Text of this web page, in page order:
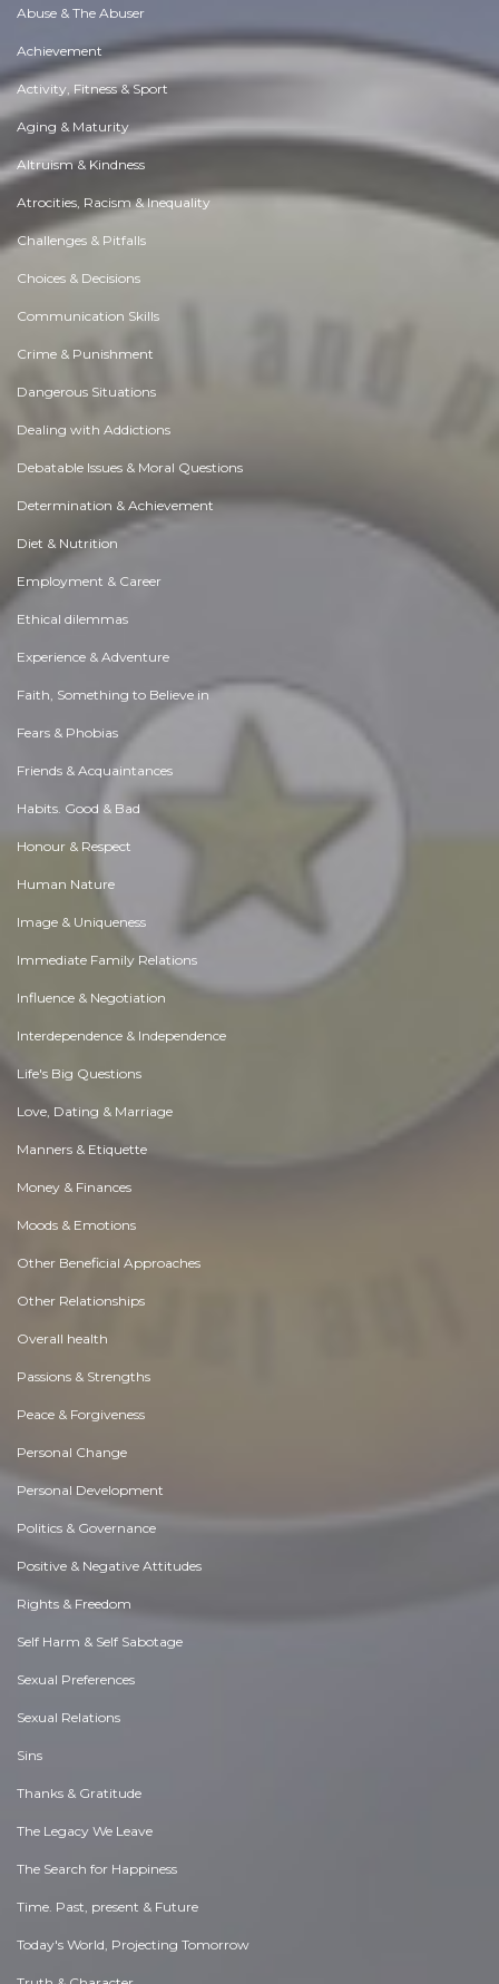
Abuse & The Abuser
Achievement
Activity, Fitness & Sport
Aging & Maturity
Altruism & Kindness
Atrocities, Racism & Inequality
Challenges & Pitfalls
Choices & Decisions
Communication Skills
Crime & Punishment
Dangerous Situations
Dealing with Addictions
Debatable Issues & Moral Questions
Determination & Achievement
Diet & Nutrition
Employment & Career
Ethical dilemmas
Experience & Adventure
Faith, Something to Believe in
Fears & Phobias
Friends & Acquaintances
Habits. Good & Bad
Honour & Respect
Human Nature
Image & Uniqueness
Immediate Family Relations
Influence & Negotiation
Interdependence & Independence
Life's Big Questions
Love, Dating & Marriage
Manners & Etiquette
Money & Finances
Moods & Emotions
Other Beneficial Approaches
Other Relationships
Overall health
Passions & Strengths
Peace & Forgiveness
Personal Change
Personal Development
Politics & Governance
Positive & Negative Attitudes
Rights & Freedom
Self Harm & Self Sabotage
Sexual Preferences
Sexual Relations
Sins
Thanks & Gratitude
The Legacy We Leave
The Search for Happiness
Time. Past, present & Future
Today's World, Projecting Tomorrow